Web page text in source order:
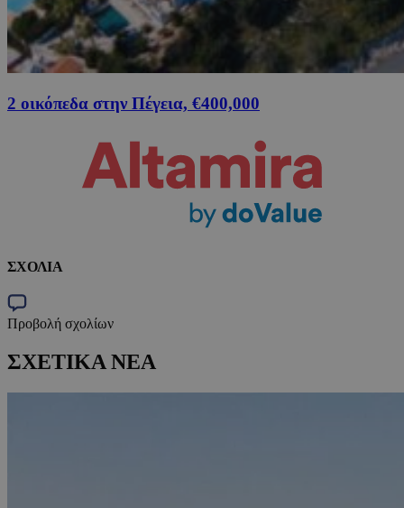
2 οικόπεδα στην Πέγεια, €400,000
ΣΧΟΛΙΑ
Προβολή σχολίων
ΣΧΕΤΙΚΑ ΝΕΑ